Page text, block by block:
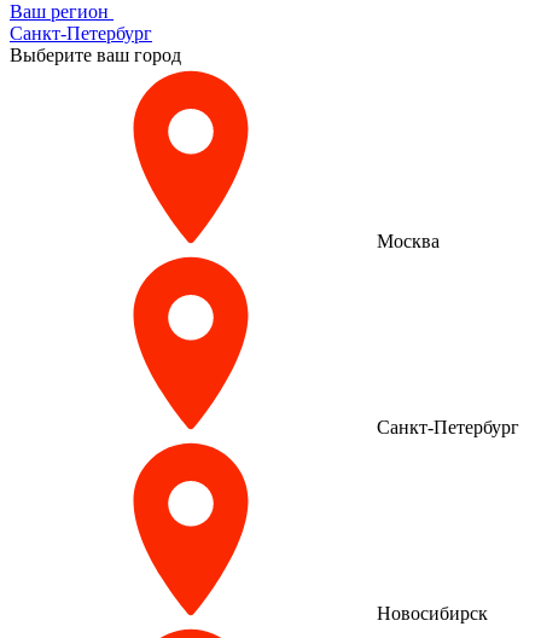
Ваш регион
Санкт-Петербург
Выберите ваш город
Москва
Санкт-Петербург
Новосибирск